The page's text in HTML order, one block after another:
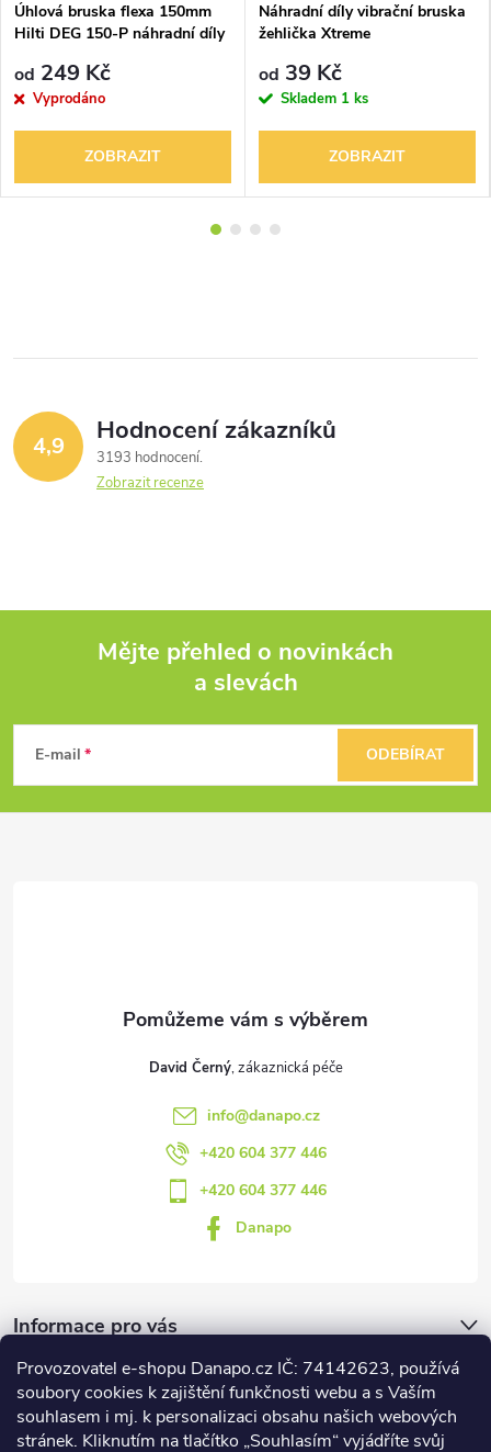
Provozovatel e-shopu Danapo.cz IČ: 74142623, používá
soubory cookies k zajištění funkčnosti webu a s Vaším
souhlasem i mj. k personalizaci obsahu našich webových
stránek. Kliknutím na tlačítko „Souhlasím“ vyjádříte svůj
Úhlová bruska flexa 150mm
Hilti DEG 150-P náhradní díly
od 249 Kč
Vyprodáno
ZOBRAZIT
Náhradní díly vibrační bruska
žehlička Xtreme
od 39 Kč
Skladem 1 ks
ZOBRAZIT
4,9 Hodnocení zákazníků
3193 hodnocení
Zobrazit recenze
p
Mějte přehled o novinkách
a slevách
E-mail ODEBÍRAT
David Černý
info@danapo.cz
+420 604 377 446
+420 604 377 446
Danapo
Informace pro vás
Dotazník